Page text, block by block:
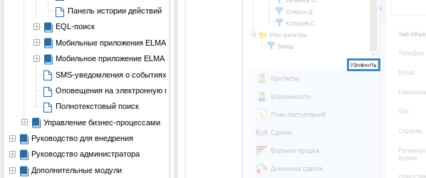
Панель истории действий
EQL-поиск
Мобильные приложения ELMA BPM и ELMA KPI
Мобильное приложение ELMA Mobile
SMS-уведомления о событиях в системе
Оповещения на электронную почту в формате Rich e-mail
Полнотекстовый поиск
Управление бизнес-процессами
Руководство для внедрения
Руководство администратора
Дополнительные модули